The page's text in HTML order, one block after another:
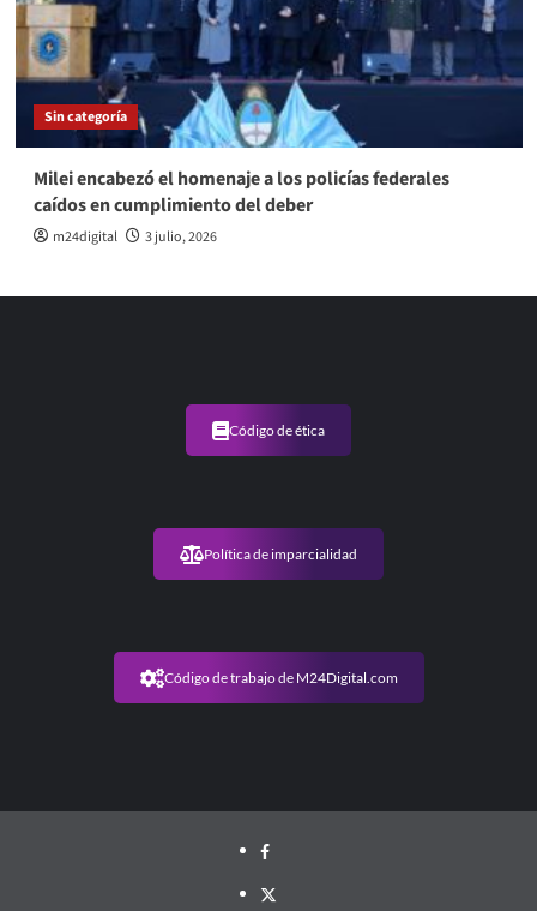
Sin categoría
Milei encabezó el homenaje a los policías federales
caídos en cumplimiento del deber
m24digital 3 julio, 2026
Código de ética
Política de imparcialidad
Código de trabajo de M24Digital.com